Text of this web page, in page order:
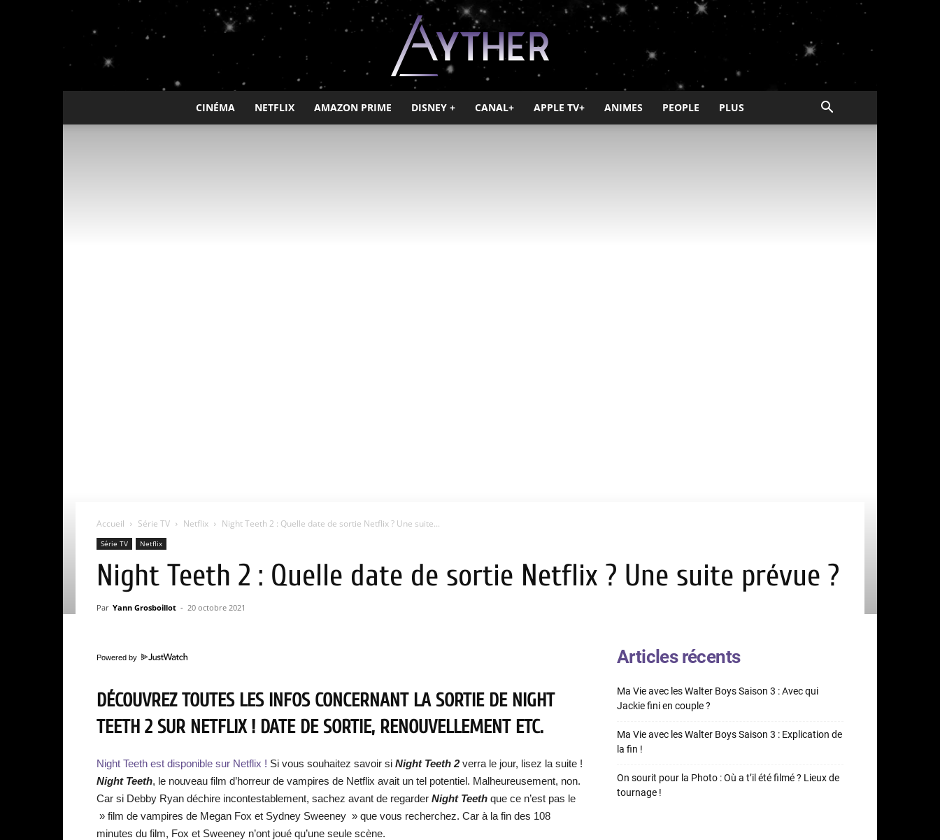
Ayther
CINÉMA NETFLIX AMAZON PRIME DISNEY + CANAL+ APPLE TV+ ANIMES PEOPLE PLUS
Accueil Série TV Netflix Night Teeth 2 : Quelle date de sortie Netflix ? Une suite...
Série TV Netflix
Night Teeth 2 : Quelle date de sortie Netflix ? Une suite prévue ?
Par Yann Grosboillot - 20 octobre 2021
Powered by
DÉCOUVREZ TOUTES LES INFOS CONCERNANT LA SORTIE DE NIGHT
TEETH 2 SUR NETFLIX ! DATE DE SORTIE, RENOUVELLEMENT ETC.
Night Teeth est disponible sur Netflix ! Si vous souhaitez savoir si Night Teeth 2verra le jour, lisez la suite !
Night Teeth, le nouveau film d’horreur de vampires de Netflix avait un tel potentiel. Malheureusement, non.
Car si Debby Ryan déchire incontestablement, sachez avant de regarder Night Teeth que ce n’est pas le
» film de vampires de Megan Fox et Sydney Sweeney » que vous recherchez. Car à la fin des 108
minutes du film, Fox et Sweeney n’ont joué qu’une seule scène.
Articles récents
Ma Vie avec les Walter Boys Saison 3 : Avec qui
Jackie fini en couple ?
Ma Vie avec les Walter Boys Saison 3 : Explication de
la fin !
On sourit pour la Photo : Où a t’il été filmé ? Lieux de
tournage !